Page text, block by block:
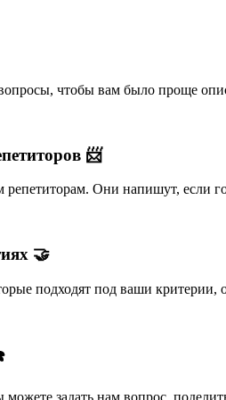
чтобы вам было проще
📨
репетиторам. Они напишут, если
🤝
подходят под ваши критерии,